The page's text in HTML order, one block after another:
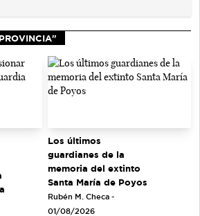
Los últimos
guardianes de la
memoria del extinto
Santa María de Poyos
Rubén M. Checa -
01/08/2026